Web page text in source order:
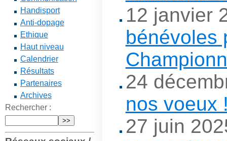
Handisport
Anti-dopage
Ethique
Haut niveau
Calendrier
Résultats
Partenaires
Archives
Rechercher :
12 janvier
bénévoles
24
nos voeux
27 juin